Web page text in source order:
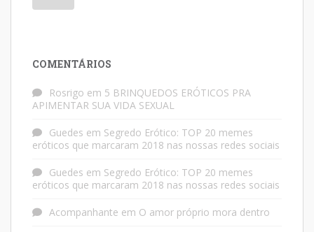
COMENTÁRIOS
Rosrigo em 5 BRINQUEDOS ERÓTICOS PRA
APIMENTAR SUA VIDA SEXUAL
Guedes em Segredo Erótico: TOP 20 memes
eróticos que marcaram 2018 nas nossas redes sociais
Guedes em Segredo Erótico: TOP 20 memes
eróticos que marcaram 2018 nas nossas redes sociais
Acompanhante em O amor próprio mora dentro